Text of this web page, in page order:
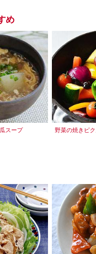
め
スープ 野菜の焼きピ